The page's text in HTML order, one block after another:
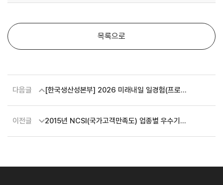
목록으로
다음글
[한국생산성본부] 2026 미래내일 일경험(프로젝
이전글
2015년 NCSI(국가고객만족도) 업종별 우수기업